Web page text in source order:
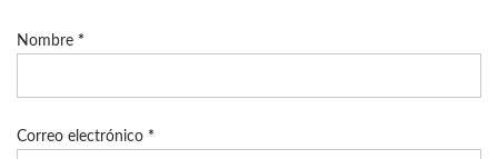
Nombre *
Correo electrónico *